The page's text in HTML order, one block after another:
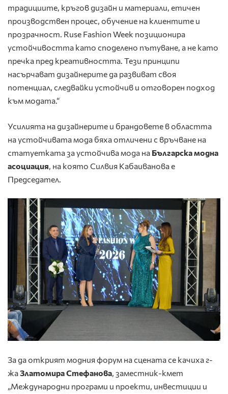
традициите, кръгов дизайн и материали, етичен
производствен процес, обучение на клиентите и
прозрачност. Ruse Fashion Week позиционира
устойчивостта като споделено пътуване, а не като
пречка пред креативността. Тези принципи
насърчават дизайнерите да развиват своя
потенциал, следвайки устойчив и отговорен подход
към модата.“
Усилията на дизайнерите и брандовете в областта
на устойчивата мода бяха отличени с връчване на
статуетката за устойчива мода на Българска модна
асоциация, на която Силвия Кабаиванова е
Председател.
За да открият модния форум на сцената се качиха г-
жаЗлатомира Стефанова, заместник-кмет
„Международни програми и проекти, инвестиции и